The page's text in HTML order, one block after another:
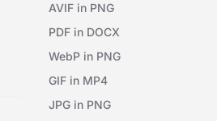
AVIF in PNG
PDF in DOCX
WebP in PNG
GIF in MP4
JPG in PNG